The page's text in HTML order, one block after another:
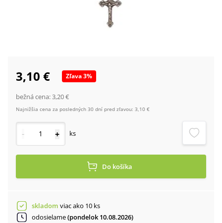
3,10 € Zľava3%
bežná cena:3,20 €
Najnižšia cena za posledných 30 dní pred zľavou: 3,10 €
- + ks
Do košíka
skladom viac ako 10 ks
odosielame(pondelok 10.08.2026)